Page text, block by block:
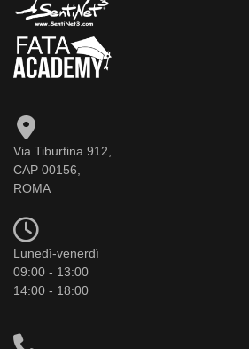
Via Tiburtina 912,
CAP 00156,
ROMA
Lunedì-venerdì
09:00 - 13:00
14:00 - 18:00